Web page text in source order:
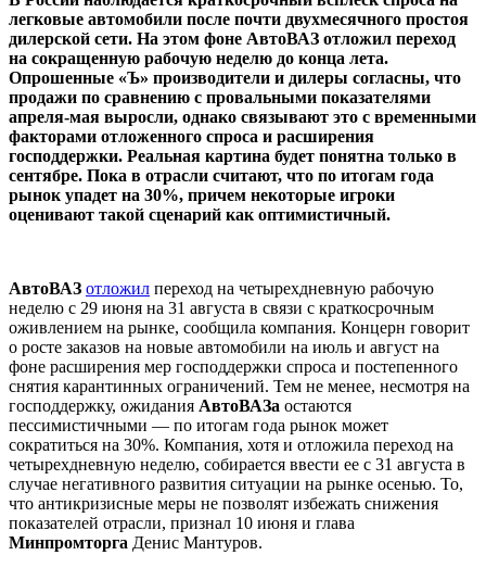
легковые автомобили после почти двухмесячного простоя
дилерской сети. На этом фоне АвтоВАЗ отложил переход
на сокращенную рабочую неделю до конца лета.
Опрошенные «Ъ» производители и дилеры согласны, что
продажи по сравнению с провальными показателями
апреля-мая выросли, однако связывают это с временными
факторами отложенного спроса и расширения
господдержки. Реальная картина будет понятна только в
сентябре. Пока в отрасли считают, что по итогам года
рынок упадет на 30%, причем некоторые игроки
оценивают такой сценарий как оптимистичный.
АвтоВАЗ отложил переход на четырехдневную рабочую
неделю с 29 июня на 31 августа в связи с краткосрочным
оживлением на рынке, сообщила компания. Концерн говорит
о росте заказов на новые автомобили на июль и август на
фоне расширения мер господдержки спроса и постепенного
снятия карантинных ограничений. Тем не менее, несмотря на
господдержку, ожидания АвтоВАЗа остаются
пессимистичными — по итогам года рынок может
сократиться на 30%. Компания, хотя и отложила переход на
четырехдневную неделю, собирается ввести ее с 31 августа в
случае негативного развития ситуации на рынке осенью. То,
что антикризисные меры не позволят избежать снижения
показателей отрасли, признал 10 июня и глава
Минпромторга Денис Мантуров.